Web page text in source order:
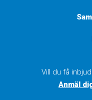
Vill du få
Anmäl